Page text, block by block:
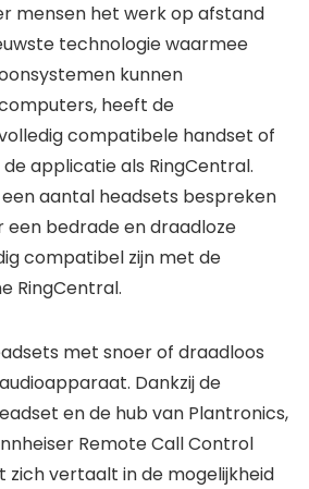
mensen het werk op afstand
technologie waarmee
kunnen
heeft de
compatibele handset of
applicatie als RingCentral.
aantal headsets bespreken
een bedrade en draadloze
compatibel zijn met de
RingCentral.
met snoer of draadloos
Dankzij de
en de hub van Plantronics,
Remote Call Control
zich vertaalt in de mogelijkheid